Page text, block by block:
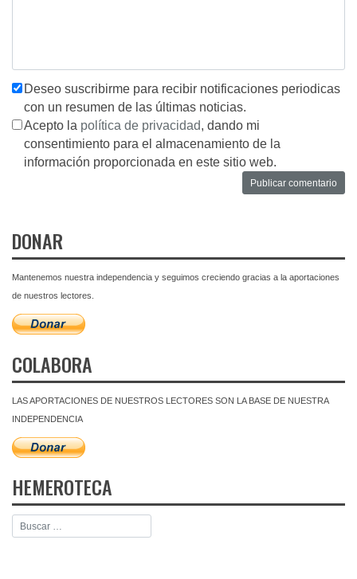
Deseo suscribirme para recibir notificaciones periodicas
con un resumen de las últimas noticias.
Acepto la política de privacidad, dando mi
consentimiento para el almacenamiento de la
información proporcionada en este sitio web.
DONAR
Mantenemos nuestra independencia y seguimos creciendo gracias a la aportaciones
de nuestros lectores.
COLABORA
LAS APORTACIONES DE NUESTROS LECTORES SON LA BASE DE NUESTRA
INDEPENDENCIA
HEMEROTECA